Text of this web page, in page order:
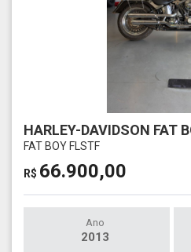
HARLEY-DAVIDSON FAT
FAT BOY FLSTF
R$ 66.900,00
Ano
2013